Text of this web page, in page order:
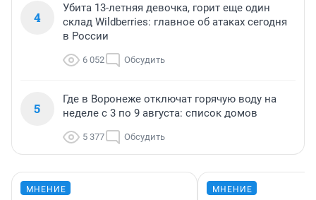
4
Убита 13-летняя девочка, горит еще один
склад Wildberries: главное об атаках сегодня
в России
6 052 Обсудить
5
Где в Воронеже отключат горячую воду на
неделе с 3 по 9 августа: список домов
5 377 Обсудить
МНЕНИЕ МНЕНИЕ